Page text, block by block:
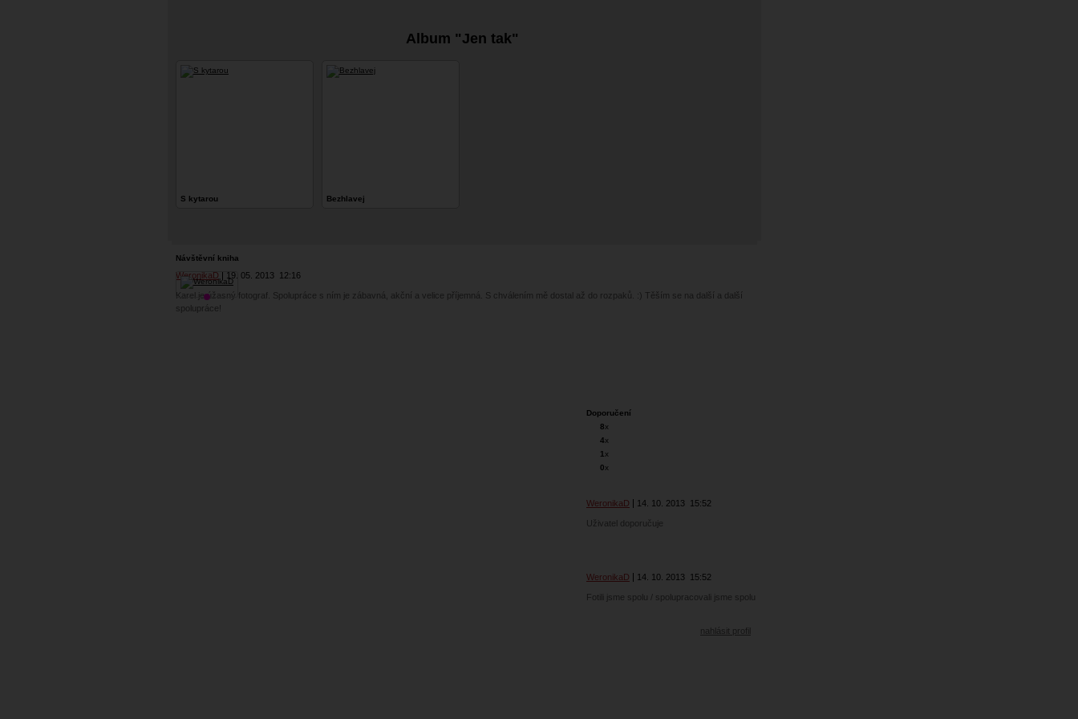
Album "Jen tak"
S kytarou Bezhlavej
Návštěvní kniha
WeronikaD 19. 05. 2013 12:16
Karel je úžasný fotograf. Spolupráce s ním je zábavná, akční a velice příjemná. S chválením mě dostal až do rozpaků. :) Těším se na další a další
spolupráce!
Doporučení
8x
4x
1 x
0x
WeronikaD 14. 10. 2013 15:52
Uživatel doporučuje
WeronikaD 14. 10. 2013 15:52
Fotili jsme spolu / spolupracovali jsme spolu
nahlásit profil